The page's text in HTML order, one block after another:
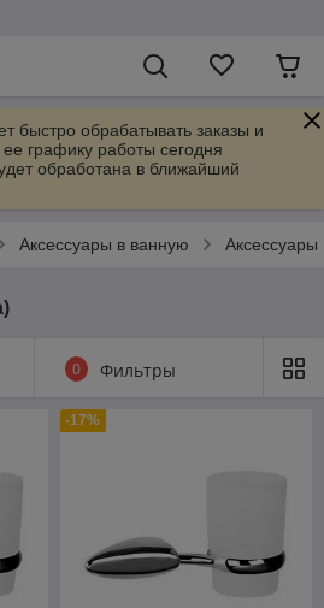
быстро обрабатывать заказы и
графику работы сегодня
обработана в ближайший
Аксессуары в ванную
0 Фильтры
-17%